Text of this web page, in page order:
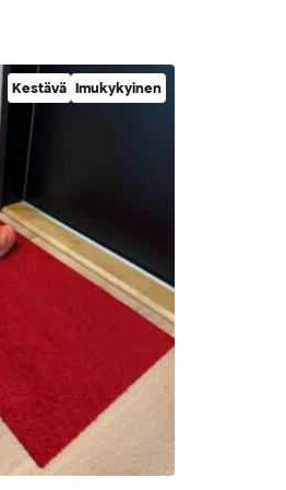
Kestävä Imukykyinen